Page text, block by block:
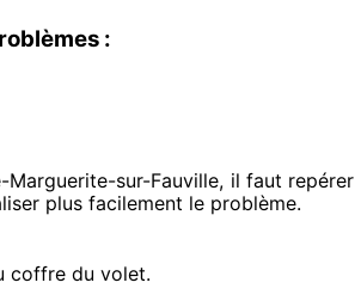
:
sur-Fauville, il faut repérer
plus facilement le problème.
coffre du volet.